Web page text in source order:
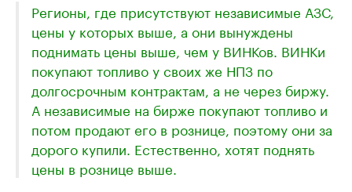
Регионы, где присутствуют независимые АЗС,
цены у которых выше, а они вынуждены
поднимать цены выше, чем у ВИНКов. ВИНКи
покупают топливо у своих же НПЗ по
долгосрочным контрактам, а не через биржу.
А независимые на бирже покупают топливо и
потом продают его в рознице, поэтому они за
дорого купили. Естественно, хотят поднять
цены в рознице выше.